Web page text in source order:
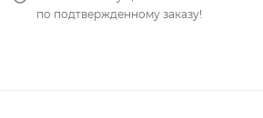
по подтвержденному заказу!